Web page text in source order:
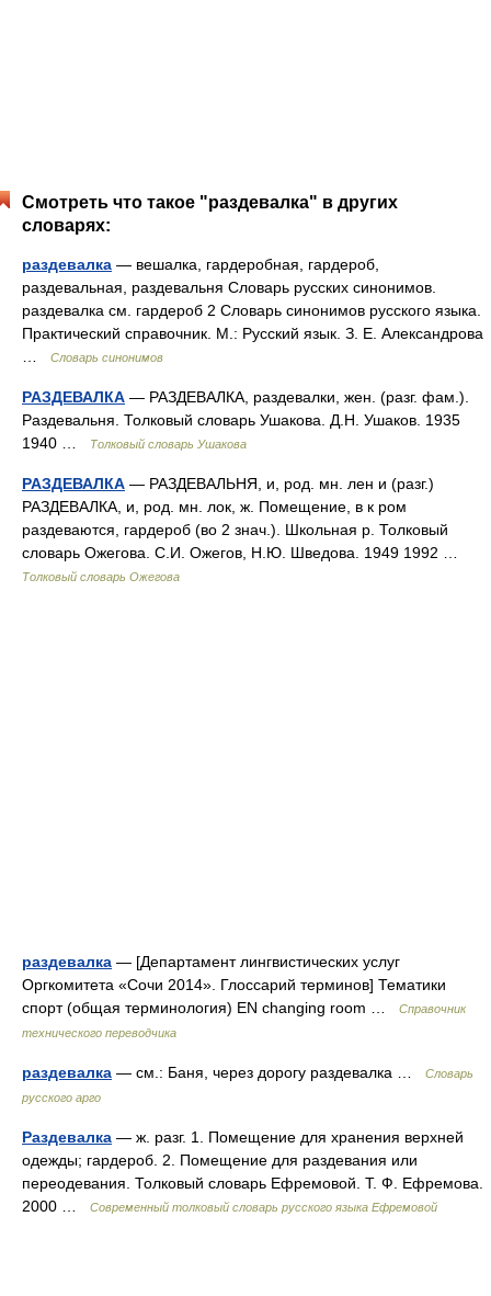
Смотреть что такое "раздевалка" в других
словарях:
раздевалка — вешалка, гардеробная, гардероб,
раздевальная, раздевальня Словарь русских синонимов.
раздевалка см. гардероб 2 Словарь синонимов русского языка.
Практический справочник. М.: Русский язык. З. Е. Александрова
Словарь синонимов
РАЗДЕВАЛКА — РАЗДЕВАЛКА, раздевалки, жен. (разг. фам.).
Раздевальня. Толковый словарь Ушакова. Д.Н. Ушаков. 1935
1940 …
Толковый словарь Ушакова
РАЗДЕВАЛКА — РАЗДЕВАЛЬНЯ, и, род. мн. лен и (разг.)
РАЗДЕВАЛКА, и, род. мн. лок, ж. Помещение, в к ром
раздеваются, гардероб (во 2 знач.). Школьная р. Толковый
словарь Ожегова. С.И. Ожегов, Н.Ю. Шведова. 1949 1992 …
Толковый словарь Ожегова
раздевалка — [Департамент лингвистических услуг
Оргкомитета «Сочи 2014». Глоссарий терминов] Тематики
спорт (общая терминология) EN changing room …
Справочник
технического переводчика
раздевалка — см.: Баня, через дорогу раздевалка …
Словарь
русского арго
Раздевалка — ж. разг. 1. Помещение для хранения верхней
одежды; гардероб. 2. Помещение для раздевания или
переодевания. Толковый словарь Ефремовой. Т. Ф. Ефремова.
2000 …
Современный толковый словарь русского языка Ефремовой